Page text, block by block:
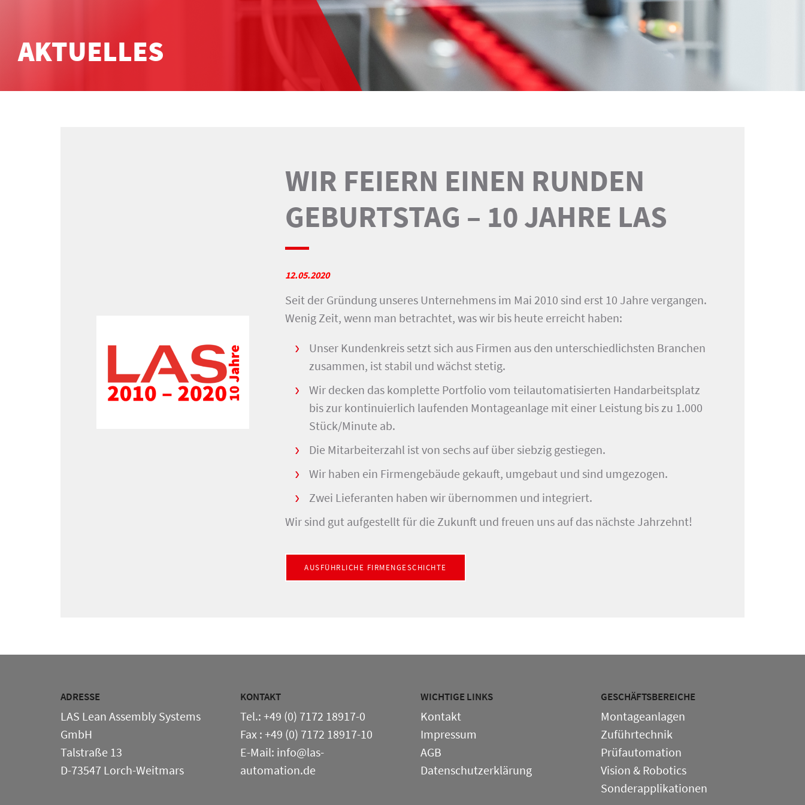
AKTUELLES
WIR FEIERN EINEN RUNDEN
GEBURTSTAG – 10 JAHRE LAS
12.05.2020
Seit der Gründung unseres Unternehmens im Mai 2010 sind erst 10 Jahre vergangen.
Wenig Zeit, wenn man betrachtet, was wir bis heute erreicht haben:
Unser Kundenkreis setzt sich aus Firmen aus den unterschiedlichsten Branchen
zusammen, ist stabil und wächst stetig.
Wir decken das komplette Portfolio vom teilautomatisierten Handarbeitsplatz
bis zur kontinuierlich laufenden Montageanlage mit einer Leistung bis zu 1.000
Stück/Minute ab.
Die Mitarbeiterzahl ist von sechs auf über siebzig gestiegen.
Wir haben ein Firmengebäude gekauft, umgebaut und sind umgezogen.
Zwei Lieferanten haben wir übernommen und integriert.
Wir sind gut aufgestellt für die Zukunft und freuen uns auf das nächste Jahrzehnt!
AUSFÜHRLICHE FIRMENGESCHICHTE
ADRESSE
LAS Lean Assembly Systems
GmbH
Talstraße 13
D-73547 Lorch-Weitmars
KONTAKT
Tel.: +49 (0) 7172 18917-0
Fax : +49 (0) 7172 18917-10
E-Mail: info@las-
automation.de
WICHTIGE LINKS
Kontakt
Impressum
AGB
Datenschutzerklärung
GESCHÄFTSBEREICHE
Montageanlagen
Zuführtechnik
Prüfautomation
Vision & Robotics
Sonderapplikationen